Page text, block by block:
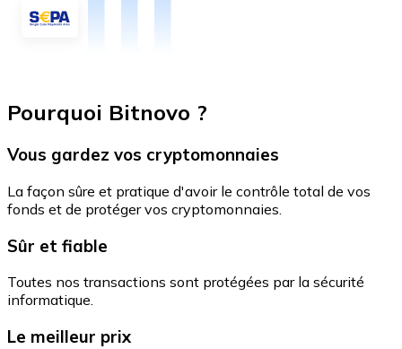
Pourquoi Bitnovo ?
Vous gardez vos cryptomonnaies
La façon sûre et pratique d'avoir le contrôle total de vos
fonds et de protéger vos cryptomonnaies.
Sûr et fiable
Toutes nos transactions sont protégées par la sécurité
informatique.
Le meilleur prix